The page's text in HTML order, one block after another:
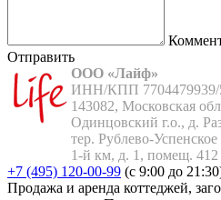
Отправить
ООО «Лайф»
ИНН/КПП 7704479939/
143082, Московская
Одинцовский г.о., д.
тер. Рублево-
1-й км, д. 1, помещ. 412
+7 (495) 120-00-99 (с 9:00 до
Продажа и аренда коттеджей,